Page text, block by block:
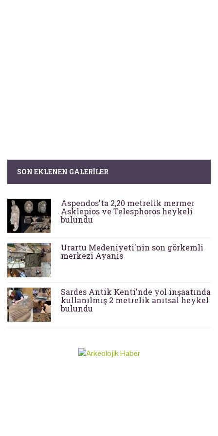
SON EKLENEN GALERILER
Aspendos'ta 2,20 metrelik mermer
Asklepios ve Telesphoros heykeli
bulundu
Urartu Medeniyeti'nin son görkemli
merkezi Ayanis
Sardes Antik Kenti'nde yol inşaatında
kullanılmış 2 metrelik anıtsal heykel
bulundu